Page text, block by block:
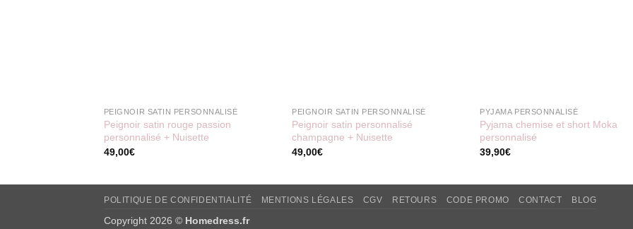
PEIGNOIR SATIN PERSONNALISÉ
Peignoir satin rouge passion
personnalisé + Nuisette
49,00€
PEIGNOIR SATIN PERSONNALISÉ
Peignoir satin personnalisé
champagne + Nuisette
49,00€
PYJAMA PERSONNALISÉ
Pyjama chemise et short Moka
personnalisé
39,90€
POLITIQUE DE CONFIDENTIALITÉ MENTIONS LÉGALES CGV RETOURS CODE PROMO CONTACT BLOG
Copyright 2026 © Homedress.fr